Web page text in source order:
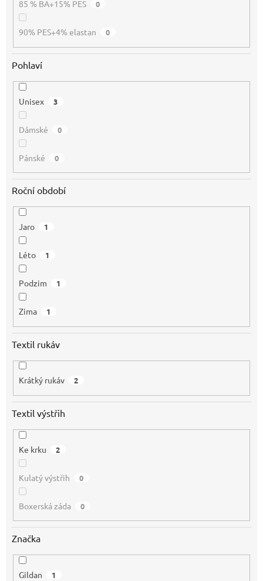
85 % BA+15% PES 0
90% PES+4% elastan 0
Pohlaví
Unisex 3
Dámské 0
Pánské 0
Roční období
Jaro 1
Léto 1
Podzim 1
Zima 1
Textil rukáv
Krátký rukáv 2
Textil výstřih
Ke krku 2
Kulatý výstřih 0
Boxerská záda 0
Značka
Gildan 1